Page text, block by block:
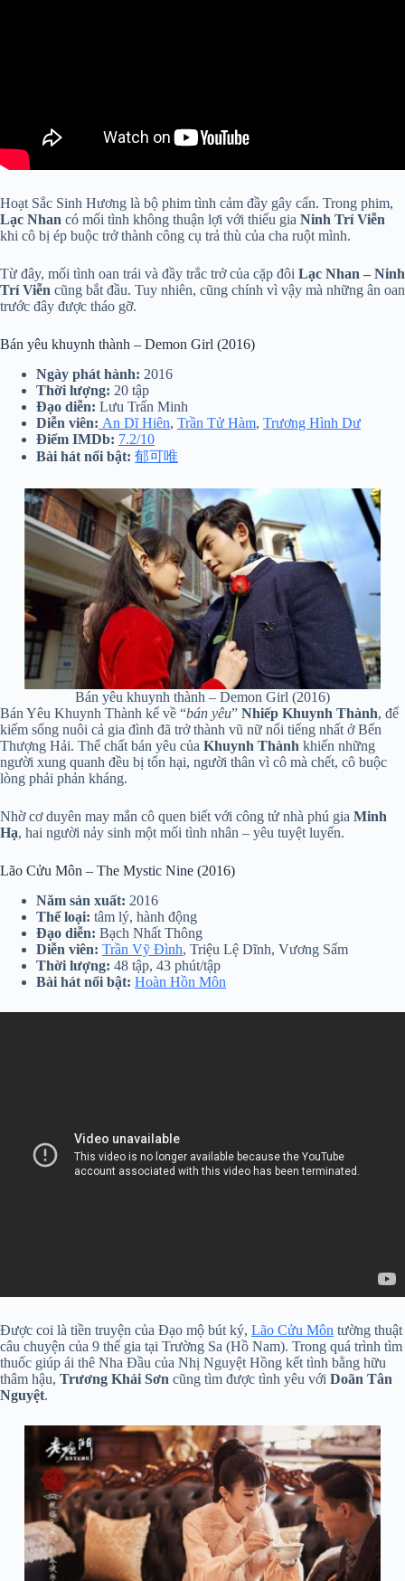
Hoạt Sắc Sinh Hương là bộ phim tình cảm đầy gây cấn. Trong phim,
Lạc Nhan có mối tình không thuận lợi với thiếu gia Ninh Trí Viễn
khi cô bị ép buộc trở thành công cụ trả thù của cha ruột mình.
Từ đây, mối tình oan trái và đầy trắc trở của cặp đôi Lạc Nhan – Ninh
Trí Viễn cũng bắt đầu. Tuy nhiên, cũng chính vì vậy mà những ân oan
trước đây được tháo gỡ.
Bán yêu khuynh thành – Demon Girl (2016)
Ngày phát hành: 2016
Thời lượng: 20 tập
Đạo diễn: Lưu Trấn Minh
Diễn viên: An Dĩ Hiên, Trần Tử Hàm, Trương Hình Dư
Điểm IMDb: 7.2/10
Bài hát nổi bật: 郁可唯
Bán yêu khuynh thành – Demon Girl (2016)
Bán Yêu Khuynh Thành kể về “bán yêu” Nhiếp Khuynh Thành, để
kiếm sống nuôi cả gia đình đã trở thành vũ nữ nổi tiếng nhất ở Bến
Thượng Hải. Thể chất bán yêu của Khuynh Thành khiến những
người xung quanh đều bị tổn hại, người thân vì cô mà chết, cô buộc
lòng phải phản kháng.
Nhờ cơ duyên may mắn cô quen biết với công tử nhà phú gia Minh
Hạ, hai người nảy sinh một mối tình nhân – yêu tuyệt luyến.
Lão Cửu Môn – The Mystic Nine (2016)
Năm sản xuất: 2016
Thể loại: tâm lý, hành động
Đạo diễn: Bạch Nhất Thông
Diễn viên: Trần Vỹ Đình, Triệu Lệ Dĩnh, Vương Sấm
Thời lượng: 48 tập, 43 phút/tập
Bài hát nổi bật: Hoàn Hồn Môn
Được coi là tiền truyện của Đạo mộ bút ký, Lão Cửu Môn tường thuật
câu chuyện của 9 thế gia tại Trường Sa (Hồ Nam). Trong quá trình tìm
thuốc giúp ái thê Nha Đầu của Nhị Nguyệt Hồng kết tình bằng hữu
thâm hậu, Trương Khải Sơn cũng tìm được tình yêu với Doãn Tân
Nguyệt.